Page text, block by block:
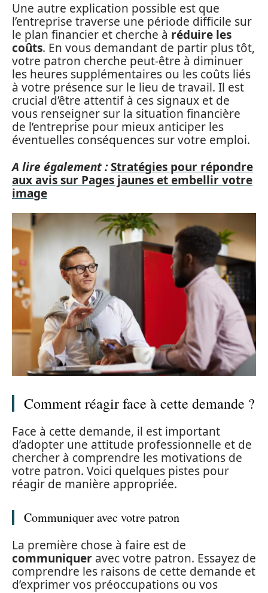
Une autre explication possible est que
l’entreprise traverse une période difficile sur
le plan financier et cherche à réduire les
coûts. En vous demandant de partir plus tôt,
votre patron cherche peut-être à diminuer
les heures supplémentaires ou les coûts liés
à votre présence sur le lieu de travail. Il est
crucial d’être attentif à ces signaux et de
vous renseigner sur la situation financière
de l’entreprise pour mieux anticiper les
éventuelles conséquences sur votre emploi.
A lire également :Stratégies pour répondre
aux avis sur Pages jaunes et embellir votre
image
Comment réagir face à cette demande ?
Face à cette demande, il est important
d’adopter une attitude professionnelle et de
chercher à comprendre les motivations de
votre patron. Voici quelques pistes pour
réagir de manière appropriée.
Communiquer avec votre patron
La première chose à faire est de
communiquer avec votre patron. Essayez de
comprendre les raisons de cette demande et
d’exprimer vos préoccupations ou vos